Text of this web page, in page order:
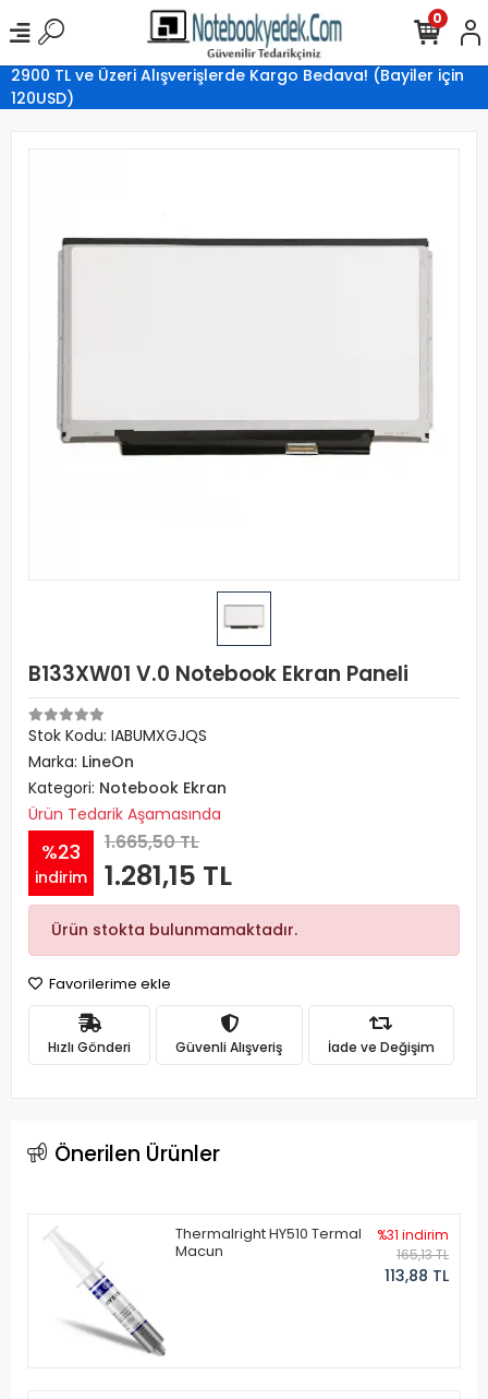
2900 TL ve Üzeri Alışverişlerde Kargo Bedava! (Bayiler için
120USD)
0
B133XW01 V.0 Notebook Ekran Paneli
Stok Kodu: IABUMXGJQS
Marka: LineOn
Kategori: Notebook Ekran
Ürün Tedarik Aşamasında
%23
indirim
1.665,50 TL
1.281,15 TL
Ürün stokta bulunmamaktadır.
Favorilerime ekle
Hızlı Gönderi Güvenli Alışveriş İade ve Değişim
Önerilen Ürünler
Thermalright HY510 Termal
Macun
%31 indirim
165,13 TL
113,88 TL